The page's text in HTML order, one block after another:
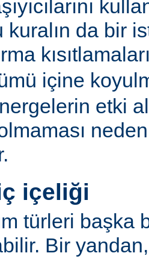
da bir
içine
etki
olmaması
içeliği
türleri başka
Bir